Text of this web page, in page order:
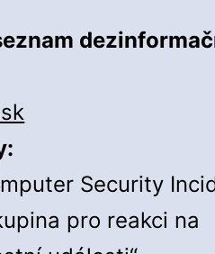
Security
pro reakci na